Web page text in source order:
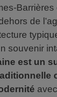
de
souvenir
est un